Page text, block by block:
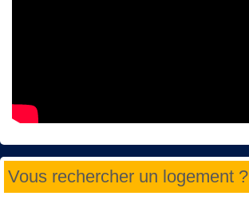
Vous rechercher un logement ?